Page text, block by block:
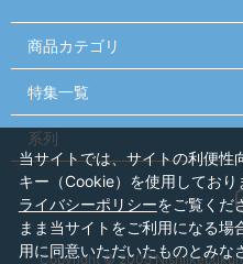
商品カテゴリ
特集一覧
系列
Copyright © 2005
当サイトでは、サイトの利便性
キー（Cookie）を使用しており
ライバシーポリシーをご覧くだ
まま当サイトをご利用になる場
用に同意いただいたものとみな